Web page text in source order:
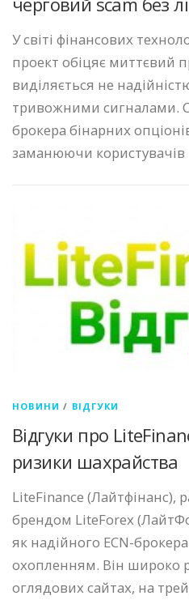
У світі фінансових
проект обіцяє миттєвий
виділяється не
тривожними сигналами.
брокера бінарних
заманюючи
НОВИНИ / ВІДГУКИ
Відгуки про
ризики шахрайства
LiteFinance (Лайтфінанс),
брендом LiteForex
як надійного ECN-
охопленням. Він широко
оглядових сайтах, на